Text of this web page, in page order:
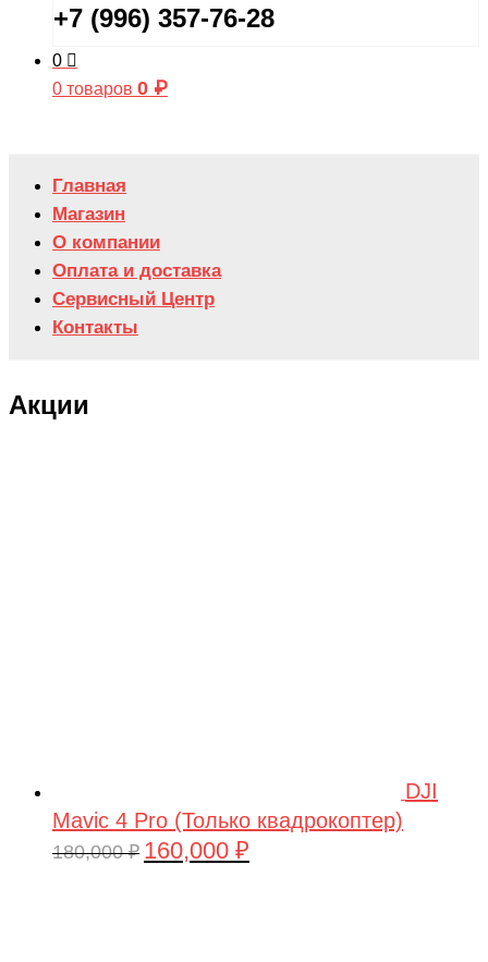
+7 (996) 357-76-28
0
0 товаров 0 ₽
Главная
Магазин
О компании
Оплата и доставка
Сервисный Центр
Контакты
Акции
DJI
Mavic 4 Pro (Только квадрокоптер)
180,000₽ Первоначальная
160,000 ₽